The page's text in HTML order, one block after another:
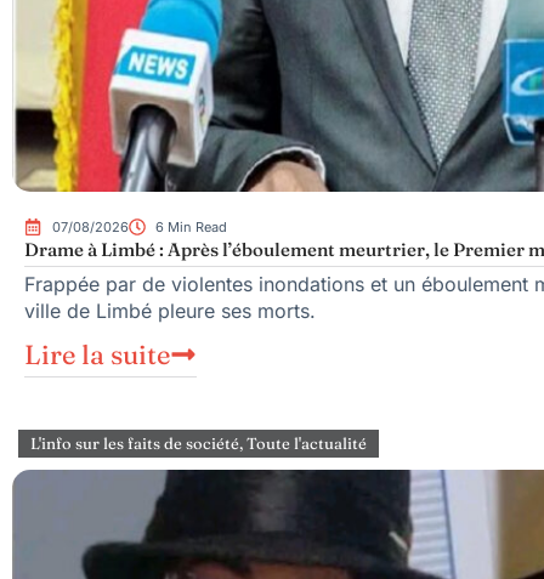
07/08/2026 6 Min Read
Drame à Limbé : Après l’éboulement meurtrier, le Premier
Frappée par de violentes inondations et un
ville de Limbé pleure ses morts.
Lire la suite
L'info sur les faits de société,Toute l'actualité